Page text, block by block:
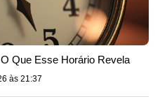
Que Esse Horário Revela
às 21:37